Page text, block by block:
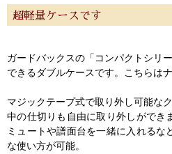
超軽量ケースです
ガードバックスの「コンパクトシリ
できるダブルケースです。こちらは
マジックテープ式で取り外し可能な
中の仕切りも自由に取り外しができ
ミュートや譜面台を一緒に入れるな
な使い方が可能。